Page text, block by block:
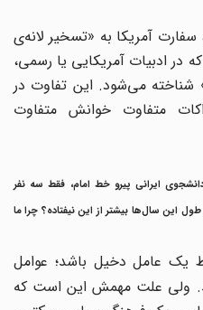
آمریکا به «تسخیر لانه‌ی
ادبیات آمریکایی یا رسمی،
می‌شود. این تفاوت در
متفاوت خوانش متفاوت
که از بین بیش از ۳۰۰ دانشجوی ایرانی پیرو خط امام، فقط سه نفر
این سال‌ها بیشتر از این نیفتاده؟ چرا ما
عامل دخیل باشد؛ عوامل
ولی علت مهمش این است که